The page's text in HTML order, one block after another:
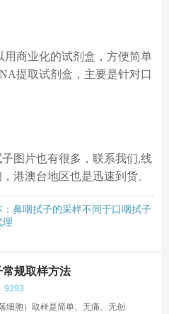
商业化的试剂盒，方便简单
提取试剂盒，主要是针对口
图片也有很多，联系我们,线
港澳台地区也是迅速到 货。
鼻咽拭子的采样不同于口咽拭子
理
规取样方法
9393
细胞）取样是简单、无痛、无创